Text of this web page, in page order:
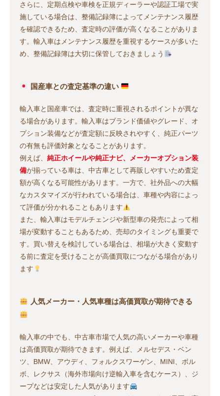
さらに、定期点検や車検を正規ディーラーや認証工場で実
施している場合は、整備記録簿によってメンテナンス履歴
を確認できるため、査定時の評価が高くなることがありま
す。輸入車はメンテナンス履歴を重視するケースが多いた
め、整備記録簿は大切に保管しておきましょう
国産車との査定基準の違い
輸入車と国産車では、査定時に重視されるポイントが異な
る場合があります。輸入車はブランド価値やグレード、オ
プション装備などが査定額に反映されやすく、純正パーツ
の有無も評価対象となることがあります。
例えば、 純正ホイールや純正ナビ、メーカーオプション装
備が揃っている車は、中古車として再販しやすいため査定
額が高くなる可能性があります。一方で、社外品への大幅
なカスタマイズが行われている場合は、車種や内容によっ
て評価が分かれることもあります
また、輸入車はモデルチェンジや新型車の発売によって相
場が変動することもあるため、売却のタイミングも重要で
す。買い替えを検討している場合は、相場が大きく変動す
る前に査定を受けることが高価買取につながる場合があり
ます
人気メーカー・人気車種は高価買取が期待できる
輸入車の中でも、中古車市場で人気の高いメーカーや車種
は高価買取が期待できます。例えば、メルセデス・ベン
ツ、BMW、アウディ、フォルクスワーゲン、MINI、ボル
ボ、レクサス（海外市場向け逆輸入車を含むケース）、ジ
ープなどは安定した人気があります